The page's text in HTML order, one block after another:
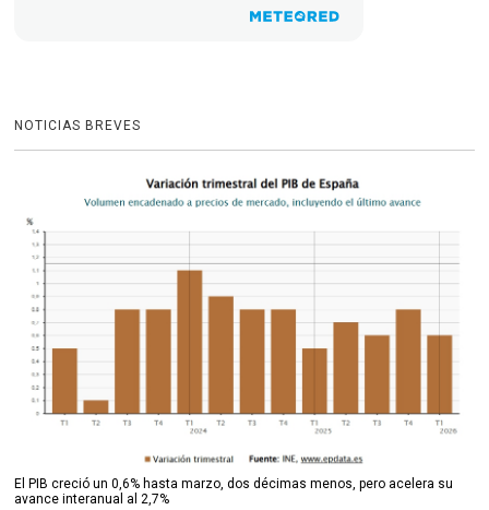
NOTICIAS BREVES
El PIB creció un 0,6% hasta marzo, dos décimas menos, pero acelera su
avance interanual al 2,7%